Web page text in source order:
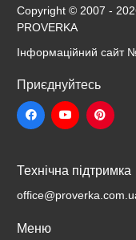
Copyright © 2007 -
PROVERKA
Інформаційний сайт
Приєднуйтесь
Технічна підтримка
Меню